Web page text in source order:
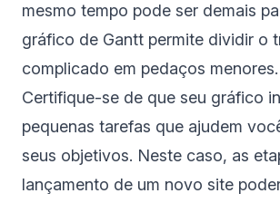
mesmo tempo pode ser demais
gráfico de Gantt permite dividir o
complicado em pedaços menores.
Certifique-se de que seu gráfico
pequenas tarefas que ajudem
seus objetivos. Neste caso, as
lançamento de um novo site